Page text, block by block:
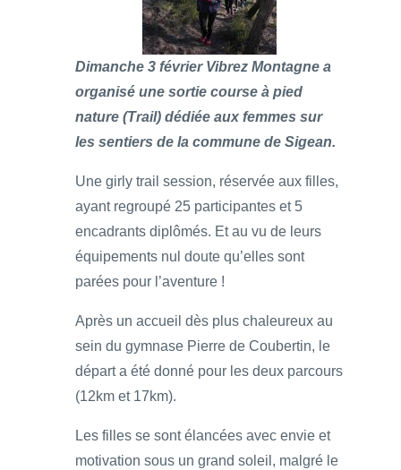
Dimanche 3 février Vibrez Montagne a
organisé une sortie course à pied
nature (Trail) dédiée aux femmes sur
les sentiers de la commune de Sigean.
Une girly trail session, réservée aux filles,
ayant regroupé 25 participantes et 5
encadrants diplômés. Et au vu de leurs
équipements nul doute qu’elles sont
parées pour l’aventure !
Après un accueil dès plus chaleureux au
sein du gymnase Pierre de Coubertin, le
départ a été donné pour les deux parcours
(12km et 17km).
Les filles se sont élancées avec envie et
motivation sous un grand soleil, malgré le